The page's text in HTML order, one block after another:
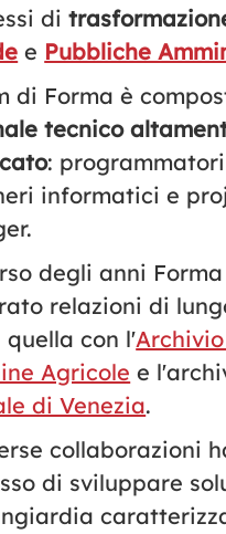
di
e Pubbliche
di Forma è
tecnico
:
informatici e
degli anni
relazioni di
con l'
Agricole e
di Venezia.
collaborazioni
di sviluppare